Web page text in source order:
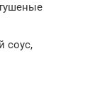
соус,